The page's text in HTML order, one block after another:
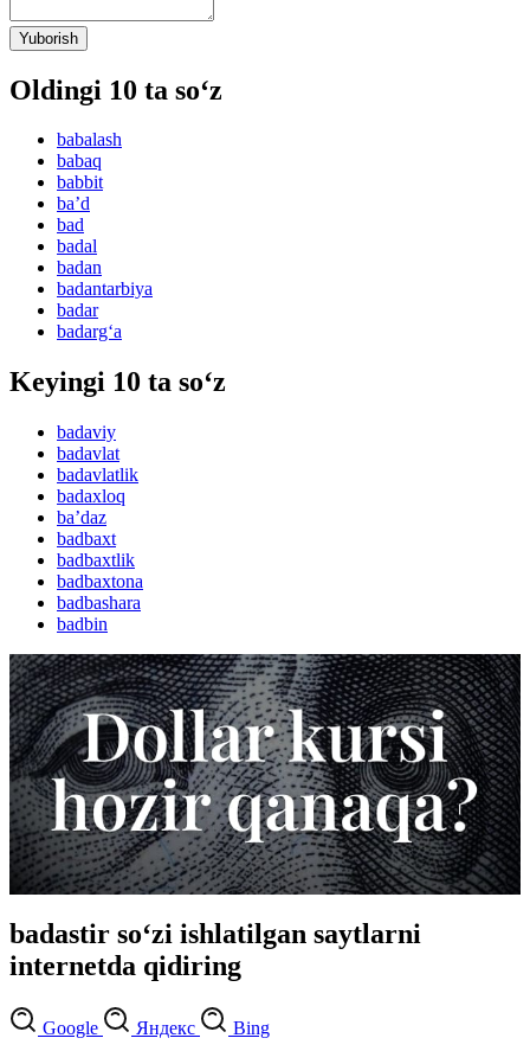
Yuborish
Oldingi 10 ta so‘z
babalash
babaq
babbit
baʼd
bad
badal
badan
badantarbiya
badar
badarg‘a
Keyingi 10 ta so‘z
badaviy
badavlat
badavlatlik
badaxloq
baʼdaz
badbaxt
badbaxtlik
badbaxtona
badbashara
badbin
badastir so‘zi ishlatilgan saytlarni
internetda qidiring
Google Яндекс Bing